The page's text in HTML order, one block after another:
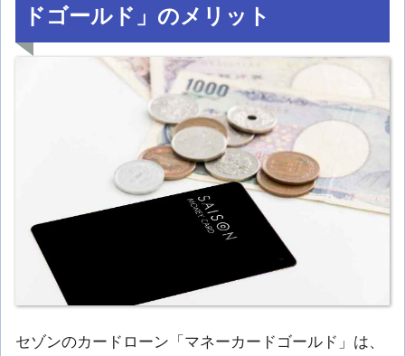
ドゴールド」のメリット
セゾンのカードローン「マネーカードゴールド」は、